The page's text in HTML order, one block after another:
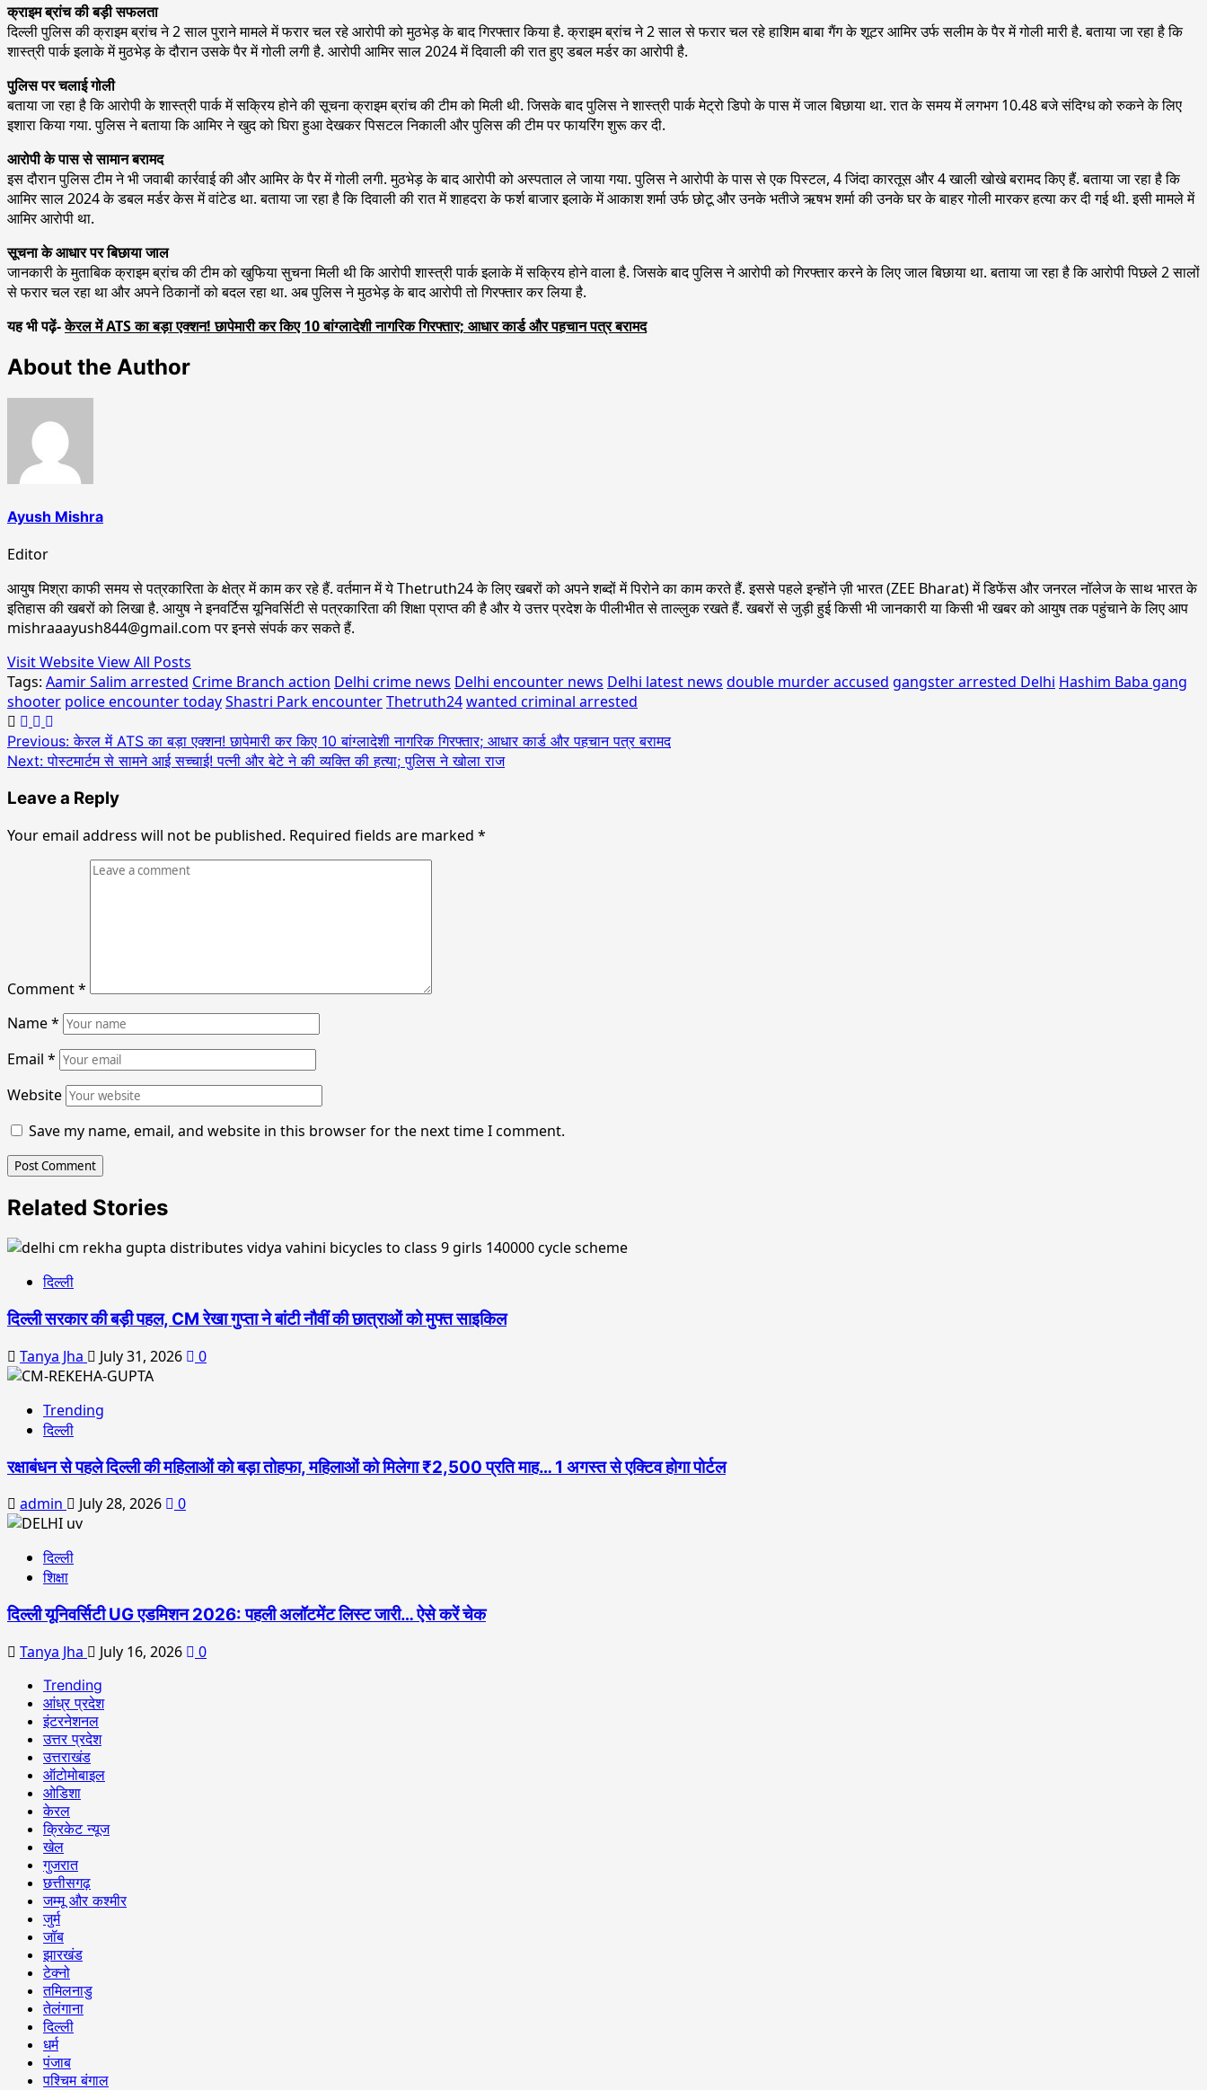
क्राइम ब्रांच की बड़ी सफलता
दिल्ली पुलिस की क्राइम ब्रांच ने 2 साल पुराने मामले में फरार चल रहे आरोपी को मुठभेड़ के बाद गिरफ्तार किया है. क्राइम ब्रांच ने 2 साल से फरार चल रहे हाशिम बाबा गैंग के शूटर आमिर उर्फ सलीम के पैर में गोली मारी है. बताया जा रहा है कि
शास्त्री पार्क इलाके में मुठभेड़ के दौरान उसके पैर में गोली लगी है. आरोपी आमिर साल 2024 में दिवाली की रात हुए डबल मर्डर का आरोपी है.
पुलिस पर चलाई गोली
बताया जा रहा है कि आरोपी के शास्त्री पार्क में सक्रिय होने की सूचना क्राइम ब्रांच की टीम को मिली थी. जिसके बाद पुलिस ने शास्त्री पार्क मेट्रो डिपो के पास में जाल बिछाया था. रात के समय में लगभग 10.48 बजे संदिग्ध को रुकने के लिए
इशारा किया गया. पुलिस ने बताया कि आमिर ने खुद को घिरा हुआ देखकर पिसटल निकाली और पुलिस की टीम पर फायरिंग शुरू कर दी.
आरोपी के पास से सामान बरामद
इस दौरान पुलिस टीम ने भी जवाबी कार्रवाई की और आमिर के पैर में गोली लगी. मुठभेड़ के बाद आरोपी को अस्पताल ले जाया गया. पुलिस ने आरोपी के पास से एक पिस्टल, 4 जिंदा कारतूस और 4 खाली खोखे बरामद किए हैं. बताया जा रहा है कि
आमिर साल 2024 के डबल मर्डर केस में वांटेड था. बताया जा रहा है कि दिवाली की रात में शाहदरा के फर्श बाजार इलाके में आकाश शर्मा उर्फ छोटू और उनके भतीजे ऋषभ शर्मा की उनके घर के बाहर गोली मारकर हत्या कर दी गई थी. इसी मामले में
आमिर आरोपी था.
सूचना के आधार पर बिछाया जाल
जानकारी के मुताबिक क्राइम ब्रांच की टीम को खुफिया सुचना मिली थी कि आरोपी शास्त्री पार्क इलाके में सक्रिय होने वाला है. जिसके बाद पुलिस ने आरोपी को गिरफ्तार करने के लिए जाल बिछाया था. बताया जा रहा है कि आरोपी पिछले 2 सालों
से फरार चल रहा था और अपने ठिकानों को बदल रहा था. अब पुलिस ने मुठभेड़ के बाद आरोपी तो गिरफ्तार कर लिया है.
यह भी पढ़ें-केरल में ATS का बड़ा एक्शन! छापेमारी कर किए 10 बांग्लादेशी नागरिक गिरफ्तार; आधार कार्ड और पहचान पत्र बरामद
About the Author
Ayush Mishra
Editor
आयुष मिश्रा काफी समय से पत्रकारिता के क्षेत्र में काम कर रहे हैं. वर्तमान में ये Thetruth24 के लिए खबरों को अपने शब्दों में पिरोने का काम करते हैं. इससे पहले इन्होंने ज़ी भारत (ZEE Bharat) में डिफेंस और जनरल नॉलेज के साथ भारत के
इतिहास की खबरों को लिखा है. आयुष ने इनवर्टिस यूनिवर्सिटी से पत्रकारिता की शिक्षा प्राप्त की है और ये उत्तर प्रदेश के पीलीभीत से ताल्लुक रखते हैं. खबरों से जुड़ी हुई किसी भी जानकारी या किसी भी खबर को आयुष तक पहुंचाने के लिए आप
mishraaayush844@gmail.com पर इनसे संपर्क कर सकते हैं.
Visit WebsiteView All Posts
Tags: Aamir Salim arrested Crime Branch action Delhi crime news Delhi encounter news Delhi latest news double murder accused gangster arrested Delhi Hashim Baba gang
shooter police encounter todayShastri Park encounterThetruth24wanted criminal arrested
Previous:केरल में ATS का बड़ा एक्शन! छापेमारी कर किए 10 बांग्लादेशी नागरिक गिरफ्तार; आधार कार्ड और पहचान पत्र बरामद
Next:पोस्टमार्टम से सामने आई सच्चाई! पत्नी और बेटे ने की व्यक्ति की हत्या; पुलिस ने खोला राज
Leave a Reply
Your email address will not be published. Required fields are marked *
Comment*
Name*
Email *
Website
Save my name, email, and website in this browser for the next time I comment.
Related Stories
दिल्ली
दिल्ली सरकार की बड़ी पहल, CM रेखा गुप्ता ने बांटी नौवीं की छात्राओं को मुफ्त साइकिल
Tanya Jha July 31, 2026 0
Trending
दिल्ली
रक्षाबंधन से पहले दिल्ली की महिलाओं को बड़ा तोहफा, महिलाओं को मिलेगा ₹2,500 प्रति माह… 1 अगस्त से एक्टिव होगा पोर्टल
admin July 28, 2026 0
दिल्ली
शिक्षा
दिल्ली यूनिवर्सिटी UG एडमिशन 2026: पहली अलॉटमेंट लिस्ट जारी… ऐसे करें चेक
Tanya Jha July 16, 2026 0
Trending
आंध्र प्रदेश
इंटरनेशनल
उत्तर प्रदेश
उत्तराखंड
ऑटोमोबाइल
ओडिशा
केरल
क्रिकेट न्यूज
खेल
गुजरात
छत्तीसगढ़
जम्मू और कश्मीर
जुर्म
जॉब
झारखंड
टेक्नो
तमिलनाडु
तेलंगाना
दिल्ली
धर्म
पंजाब
पश्चिम बंगाल